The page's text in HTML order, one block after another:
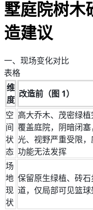
墅庭院树木
造建议
一、现场变化对比
表格
维
度
改造前（图 1）
空
间
状
态
高大乔木、茂密绿
覆盖庭院，阴暗闭塞
光、视野严重受限
功能无法发挥
场
地
现
状
保留原生绿植、砖石
道，仅局部可见篮球